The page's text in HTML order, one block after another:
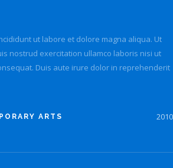
ut labore et dolore magna aliqua. Ut
nostrud exercitation ullamco laboris nisi ut
Duis aute irure dolor in reprehenderit
2010
ARTS